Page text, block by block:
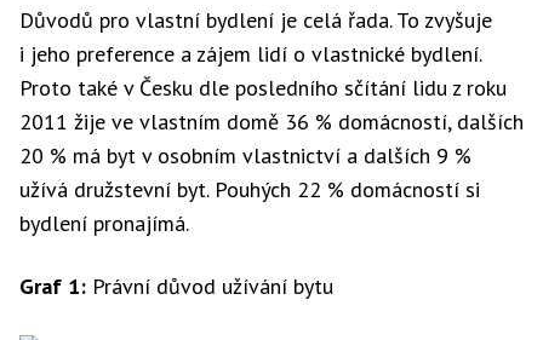
Důvodů pro vlastní bydlení je celá řada. To zvyšuje
i jeho preference a zájem lidí o vlastnické bydlení.
Proto také v Česku dle posledního sčítání lidu z roku
2011 žije ve vlastním domě 36 % domácností, dalších
20 % má byt v osobním vlastnictví a dalších 9 %
užívá družstevní byt. Pouhých 22 % domácností si
bydlení pronajímá.
Graf 1: Právní důvod užívání bytu